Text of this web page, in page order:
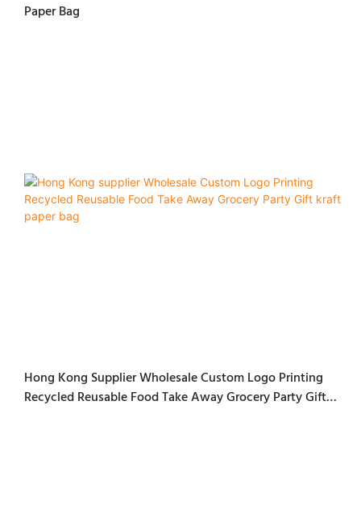
Paper Bag
Hong Kong Supplier Wholesale Custom Logo Printing
Recycled Reusable Food Take Away Grocery Party Gift